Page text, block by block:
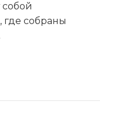
где собраны